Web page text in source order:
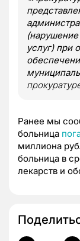
(нарушение
услуг) при
Ранее мы
больница
миллиона
больница в
лекарств и